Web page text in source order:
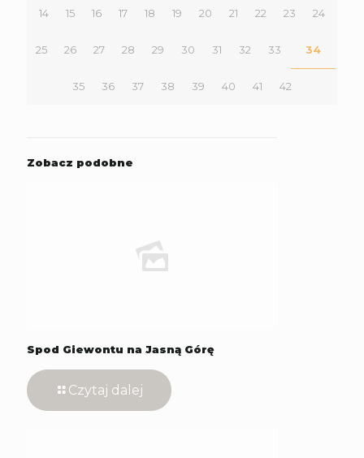
14 15 16 17 18 19 20 21 22 23 24
25 26 27 28 29 30 31 32 33 34
35 36 37 38 39 40 41 42
Zobacz podobne
Spod Giewontu na Jasną Górę
Czytaj dalej